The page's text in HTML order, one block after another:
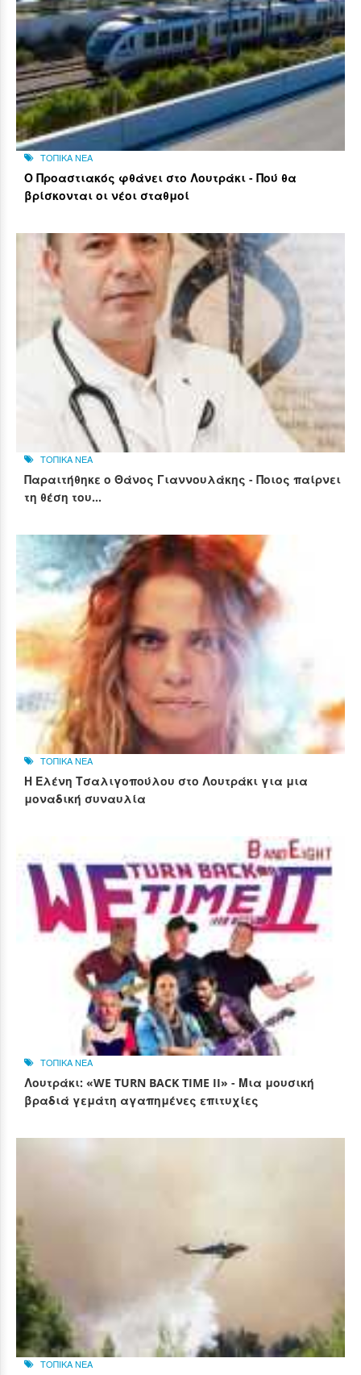
ΤΟΠΙΚΑ ΝΕΑ
Ο Προαστιακός φθάνει στο Λουτράκι - Πού θα
βρίσκονται οι νέοι σταθμοί
ΤΟΠΙΚΑ ΝΕΑ
Παραιτήθηκε ο Θάνος Γιαννουλάκης - Ποιος παίρνει
τη θέση του...
ΤΟΠΙΚΑ ΝΕΑ
Η Ελένη Τσαλιγοπούλου στο Λουτράκι για μια
μοναδική συναυλία
ΤΟΠΙΚΑ ΝΕΑ
Λουτράκι: «WE TURN BACK TIME II» - Μια μουσική
βραδιά γεμάτη αγαπημένες επιτυχίες
ΤΟΠΙΚΑ ΝΕΑ